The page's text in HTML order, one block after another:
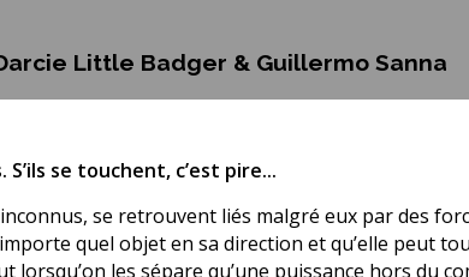
Little Badger & Guillermo Sanna
S’ils se touchent, c’est pire...
se retrouvent liés malgré eux par des
quel objet en sa direction et qu’elle peut
lorsqu’on les sépare qu’une puissance hors du